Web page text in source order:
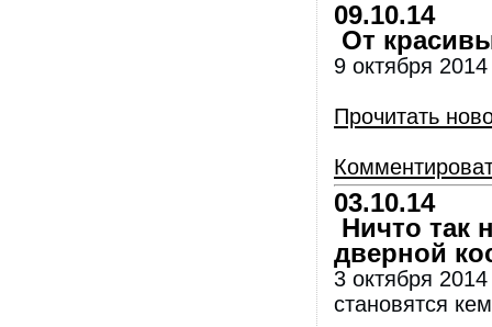
09.10.14
От
9 октября
Прочитать
03.10.14
Ничто так
дверной
3 октября
становятся